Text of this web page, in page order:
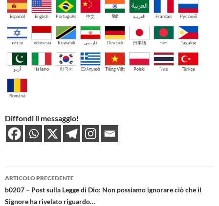
Español English Português 中文 हिंदी العربية Français Русский
עברית Indonesia Kiswahili فارسی Deutsch 日本語 বাংলা Tagalog
اُردو Italiano 한국어 Ελληνικά Tiếng Việt Polski ไทย Türkçe
Română
Diffondi il messaggio!
Navigazione
articolo
ARTICOLO PRECEDENTE
b0207 – Post sulla Legge di Dio: Non possiamo ignorare ciò che il
Signore ha rivelato riguardo…